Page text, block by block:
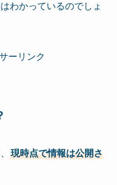
わかっているのでしょ
ーリンク
現時点で情報は公開さ